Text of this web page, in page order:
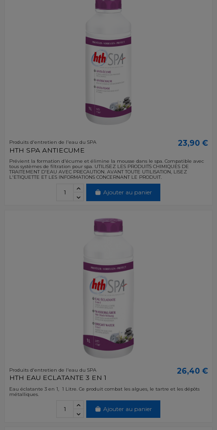
Produits d'entretien de l'eau du SPA
HTH SPA ANTIECUME
23,90 €
Prévient la formation d'écume et élimine la mousse dans le spa. Compatible avec
tous systèmes de filtration pour spa. UTILISEZ LES PRODUITS CHIMIQUES DE
TRAITEMENT D'EAU AVEC PRECAUTION. AVANT TOUTE UTILISATION, LISEZ
L'ETIQUETTE ET LES INFORMATIONS CONCERNANT LE PRODUIT.
Ajouter au panier
Produits d'entretien de l'eau du SPA
HTH EAU ECLATANTE 3 EN 1
26,40 €
Eau éclatante 3 en 1, 1 Litre. Ce produit combat les algues, le tartre et les dépôts
métalliques.
Ajouter au panier